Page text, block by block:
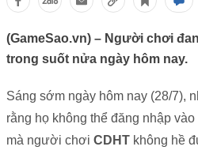
(GameSao.vn) – Người chơi
trong suốt nửa ngày hôm nay.
Sáng sớm ngày hôm nay (28/7),
rằng họ không thể đăng nhập
mà người chơi CDHT không hề